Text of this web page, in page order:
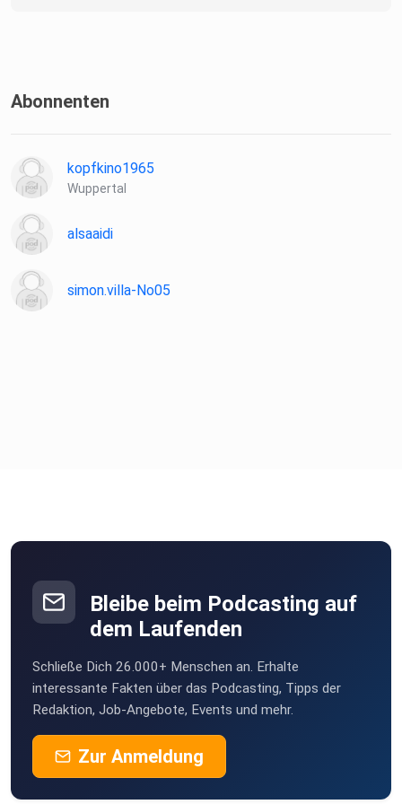
Abonnenten
kopfkino1965
Wuppertal
alsaaidi
simon.villa-No05
Bleibe beim Podcasting auf
dem Laufenden
Schließe Dich 26.000+ Menschen an. Erhalte
interessante Fakten über das Podcasting, Tipps der
Redaktion, Job-Angebote, Events und mehr.
Zur Anmeldung